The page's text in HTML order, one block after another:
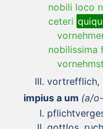
nobili loco
ceteri
nobilissima
vortrefflich,
impius a um (a/